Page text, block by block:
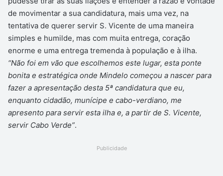
de movimentar a sua candidatura, mais uma vez, na
tentativa de querer servir S. Vicente de uma maneira
simples e humilde, mas com muita entrega, coração
enorme e uma entrega tremenda à população e à ilha.
“Não foi em vão que escolhemos este lugar, esta ponte
bonita e estratégica onde Mindelo começou a nascer para
fazer a apresentação desta 5ª candidatura que eu,
enquanto cidadão, munícipe e cabo-verdiano, me
apresento para servir esta ilha e, a partir de S. Vicente,
servir Cabo Verde”.
Publicidade